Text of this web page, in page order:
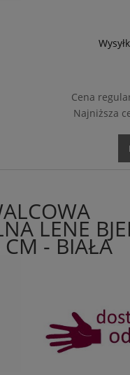
Cena
Najniższa
LENE
- BIAŁA